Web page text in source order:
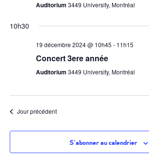
Auditorium 3449 University, Montréal
10h30
19 décembre 2024 @ 10h45 - 11h15
Concert 3ere année
Auditorium 3449 University, Montréal
Jour précédent
S’abonner au calendrier